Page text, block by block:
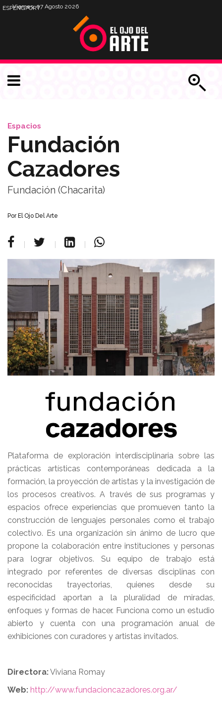
Viernes, 07 Agosto 2026
ESPENGPORT
Espacios
Fundación
Cazadores
Fundación (Chacarita)
Por El Ojo Del Arte
Plataforma de exploración interdisciplinaria sobre las
prácticas artísticas contemporáneas dedicada a la
formación, la proyección de artistas y la investigación de
los procesos creativos. A través de sus programas y
espacios ofrece experiencias que promueven tanto la
construcción de lenguajes personales como el trabajo
colectivo. Es una organización sin ánimo de lucro que
propone la colaboración entre instituciones y personas
para lograr objetivos. Su equipo de trabajo está
integrado por referentes de diversas disciplinas con
reconocidas trayectorias, quienes desde su
especificidad aportan a la pluralidad de miradas,
enfoques y formas de hacer. Funciona como un estudio
abierto y cuenta con una programación anual de
exhibiciones con curadores y artistas invitados.
Directora:Viviana Romay
Web: http://www.fundacioncazadores.org.ar/